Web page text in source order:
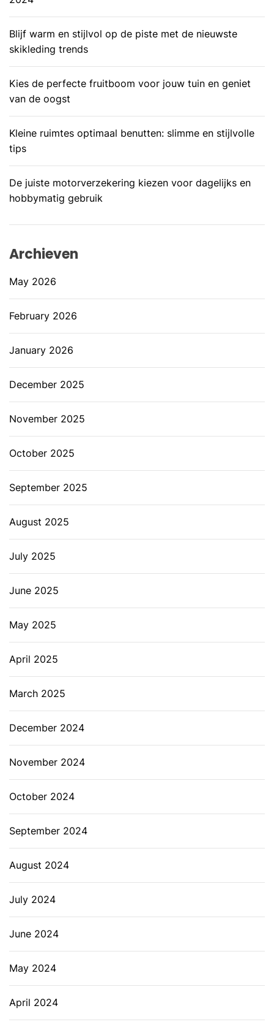
Blijf warm en stijlvol op de piste met de nieuwste
skikleding trends
Kies de perfecte fruitboom voor jouw tuin en geniet
van de oogst
Kleine ruimtes optimaal benutten: slimme en stijlvolle
tips
De juiste motorverzekering kiezen voor dagelijks en
hobbymatig gebruik
Archieven
May 2026
February 2026
January 2026
December 2025
November 2025
October 2025
September 2025
August 2025
July 2025
June 2025
May 2025
April 2025
March 2025
December 2024
November 2024
October 2024
September 2024
August 2024
July 2024
June 2024
May 2024
April 2024